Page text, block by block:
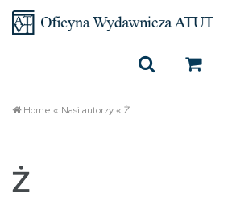
Home « Nasi autorzy«Ż
Ż